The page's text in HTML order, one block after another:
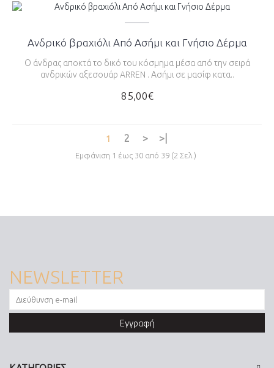
Ανδρικό βραχιόλι Από Ασήμι και Γνήσιο Δέρμα
Ο άνδρας αποκτά το δικό του κόσμημα μέσα από την σειρά
ανδρικών αξεσουάρ ARREN . Ασήμι σε μασίφ κατα..
85,00€
1 2 > >|
Εμφάνιση 1 έως 30 από 39 (2 Σελ.)
NEWSLETTER
Εγγραφή